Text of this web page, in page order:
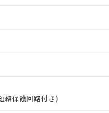
絡保護回路付き)